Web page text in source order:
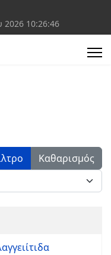
2026 10:26:46
Καθαρισμός